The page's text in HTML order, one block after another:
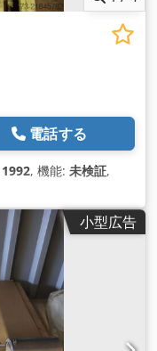
電話する
1992, 機能: 未検証,
小型広告